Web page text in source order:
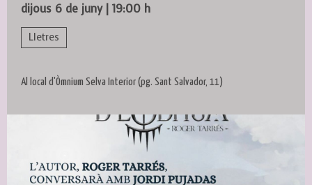
dijous 6 de juny| 19:00 h
Lletres
Al local d'Òmnium Selva Interior (pg. Sant Salvador, 11)